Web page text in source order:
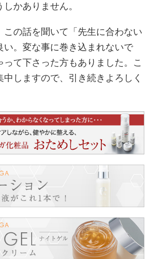
かありません。
この話を聞いて「先生に合わない
い。変な事に巻き込まれないで
って下さった方もありました。こ
しますので、引き続きよろしく